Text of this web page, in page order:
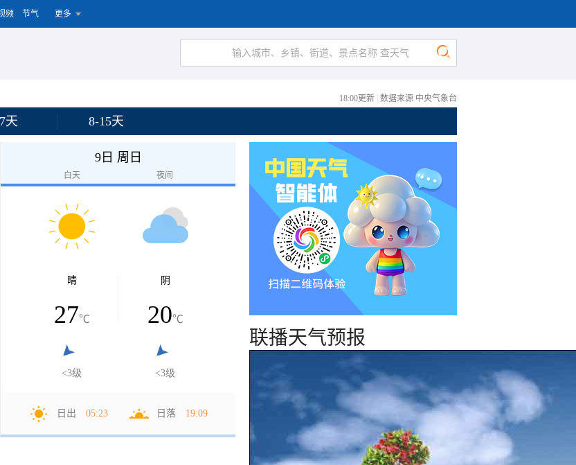
频 节气 更多
18:00更新 数据来源 中央气象台
7天 8-15天
9日 周日
白天 夜间
晴
27℃
<3级
阴
20℃
<3级
日出 05:23 日落 19:09
联播天气预报